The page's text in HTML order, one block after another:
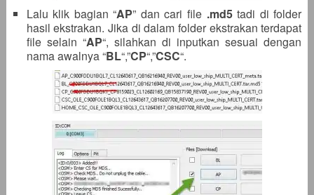
Lalu klik bagian “AP” dan cari file .md5tadi di folder
hasil ekstrakan. Jika di dalam folder ekstrakan terdapat
file selain “AP“, silahkan di inputkan sesuai dengan
nama awalnya “BL“,”CP“,”CSC“.